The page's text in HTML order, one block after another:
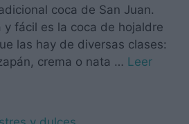
coca de San Juan.
y fácil es la coca de hojaldre
las hay de diversas clases:
crema o nata … Leer